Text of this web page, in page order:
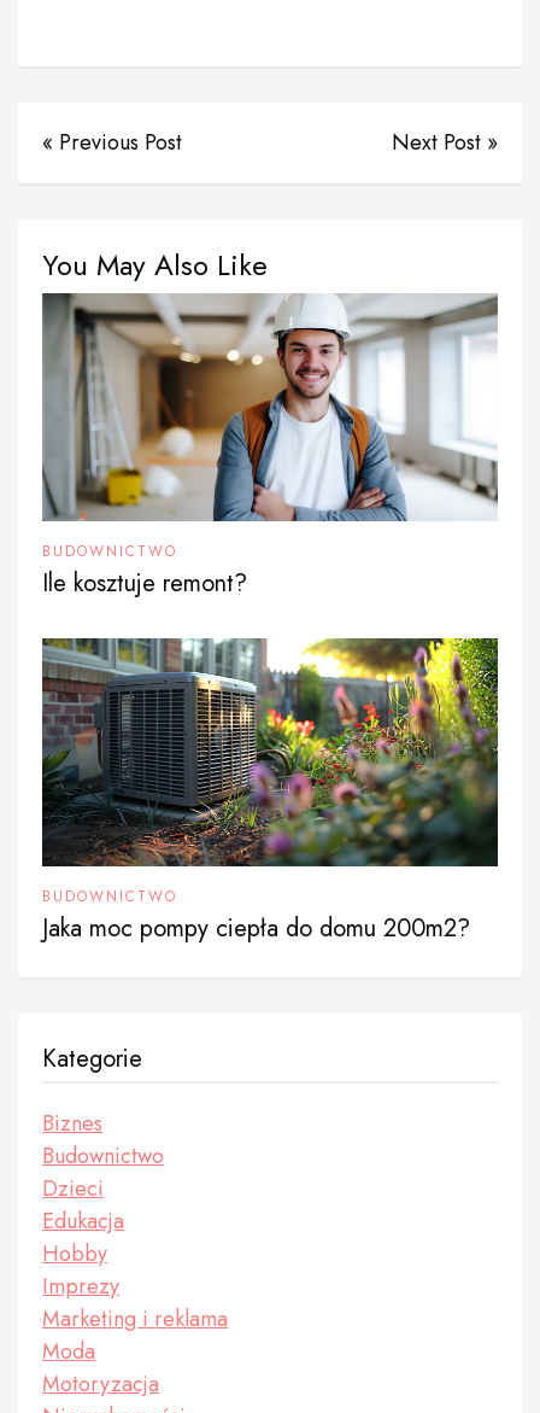
« Previous Post Next Post »
You May Also Like
BUDOWNICTWO
Ile kosztuje remont?
BUDOWNICTWO
Jaka moc pompy ciepła do domu 200m2?
Kategorie
Biznes
Budownictwo
Dzieci
Edukacja
Hobby
Imprezy
Marketing i reklama
Moda
Motoryzacja